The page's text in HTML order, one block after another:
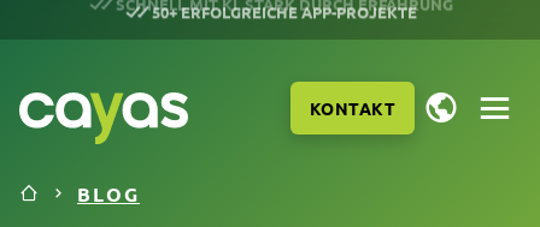
50+ ERFOLGREICHE APP-PROJEKTE
KONTAKT
BLOG